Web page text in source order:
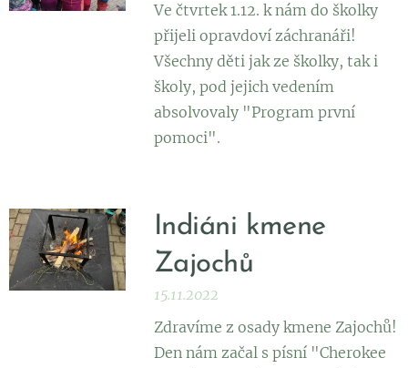
Ve čtvrtek 1.12. k nám do školky
přijeli opravdoví záchranáři!
Všechny děti jak ze školky, tak i
školy, pod jejich vedením
absolvovaly "Program první
pomoci".
Indiáni kmene
Zajochů
15.11.2022
Zdravíme z osady kmene Zajochů!
Den nám začal s písní "Cherokee